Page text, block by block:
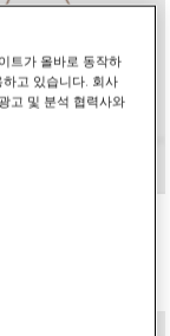
트가 올바로 동작하
고 있습니다. 회사
고 및 분석 협력사와